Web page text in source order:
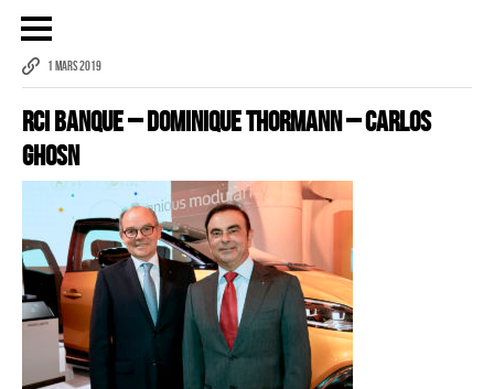
Publicité
PORTRAIT
Reportage
ÉVÉNEMENT PROFESSIONNEL
BÂTIMENT ET TP
AUDIOVISUEL AÉRIEN
1 MARS 2019
RCI Banque – Dominique Thormann – Carlos
Ghosn